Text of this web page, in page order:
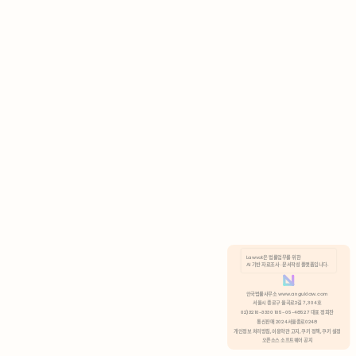
분석 쿠키 허용
Lawvot은 법률업무를 위한
AI 기반 자료조사 · 문서작성 플랫폼입니다.
안국법률사무소 www.anguklaw.com
서울시 종로구 율곡로2길 7, 304호
02)3210-3330 105-05-48527 대표 정희찬
통신판매 2024서울종로0248
개인정보 처리방침, 이용약관 고지, 쿠키 정책, 쿠키 설정
오픈소스 소프트웨어 공지